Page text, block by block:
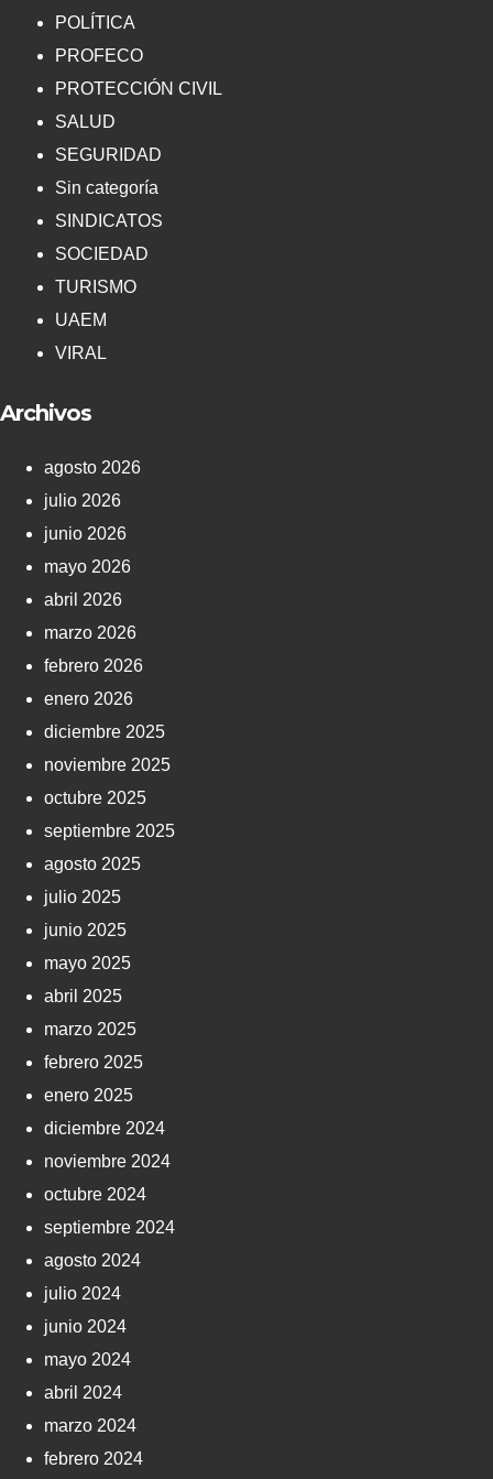
POLÍTICA
PROFECO
PROTECCIÓN CIVIL
SALUD
SEGURIDAD
Sin categoría
SINDICATOS
SOCIEDAD
TURISMO
UAEM
VIRAL
Archivos
agosto 2026
julio 2026
junio 2026
mayo 2026
abril 2026
marzo 2026
febrero 2026
enero 2026
diciembre 2025
noviembre 2025
octubre 2025
septiembre 2025
agosto 2025
julio 2025
junio 2025
mayo 2025
abril 2025
marzo 2025
febrero 2025
enero 2025
diciembre 2024
noviembre 2024
octubre 2024
septiembre 2024
agosto 2024
julio 2024
junio 2024
mayo 2024
abril 2024
marzo 2024
febrero 2024